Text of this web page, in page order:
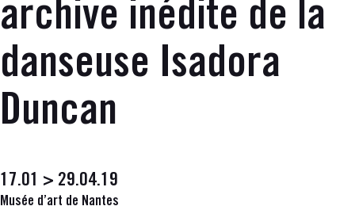
archive inédite de la
danseuse Isadora
Duncan
17.01 > 29.04.19
Musée d’art de Nantes